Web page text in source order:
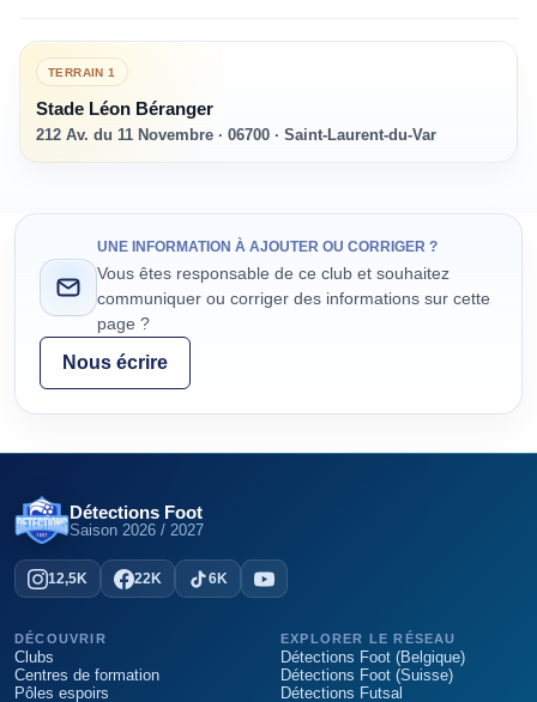
TERRAIN1
Stade Léon Béranger
212 Av. du 11 Novembre · 06700 · Saint-Laurent-du-Var
UNE INFORMATION À AJOUTER OU CORRIGER ?
Vous êtes responsable de ce club et souhaitez
communiquer ou corriger des informations sur cette
page ?
Nous écrire
Détections Foot
Saison 2026 / 2027
12,5K 22K 6K
DÉCOUVRIR
Clubs
Centres de formation
Pôles espoirs
EXPLORER LE RÉSEAU
Détections Foot (Belgique)
Détections Foot (Suisse)
Détections Futsal